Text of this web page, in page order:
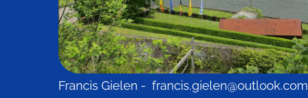
Francis Gielen - francis.gielen@outlook.com